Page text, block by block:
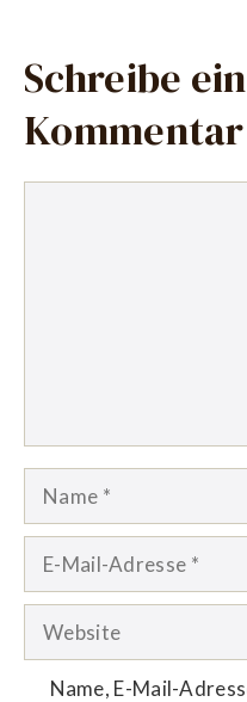
Schreibe
Kommentar
Name
Website
Name, E-Mail-